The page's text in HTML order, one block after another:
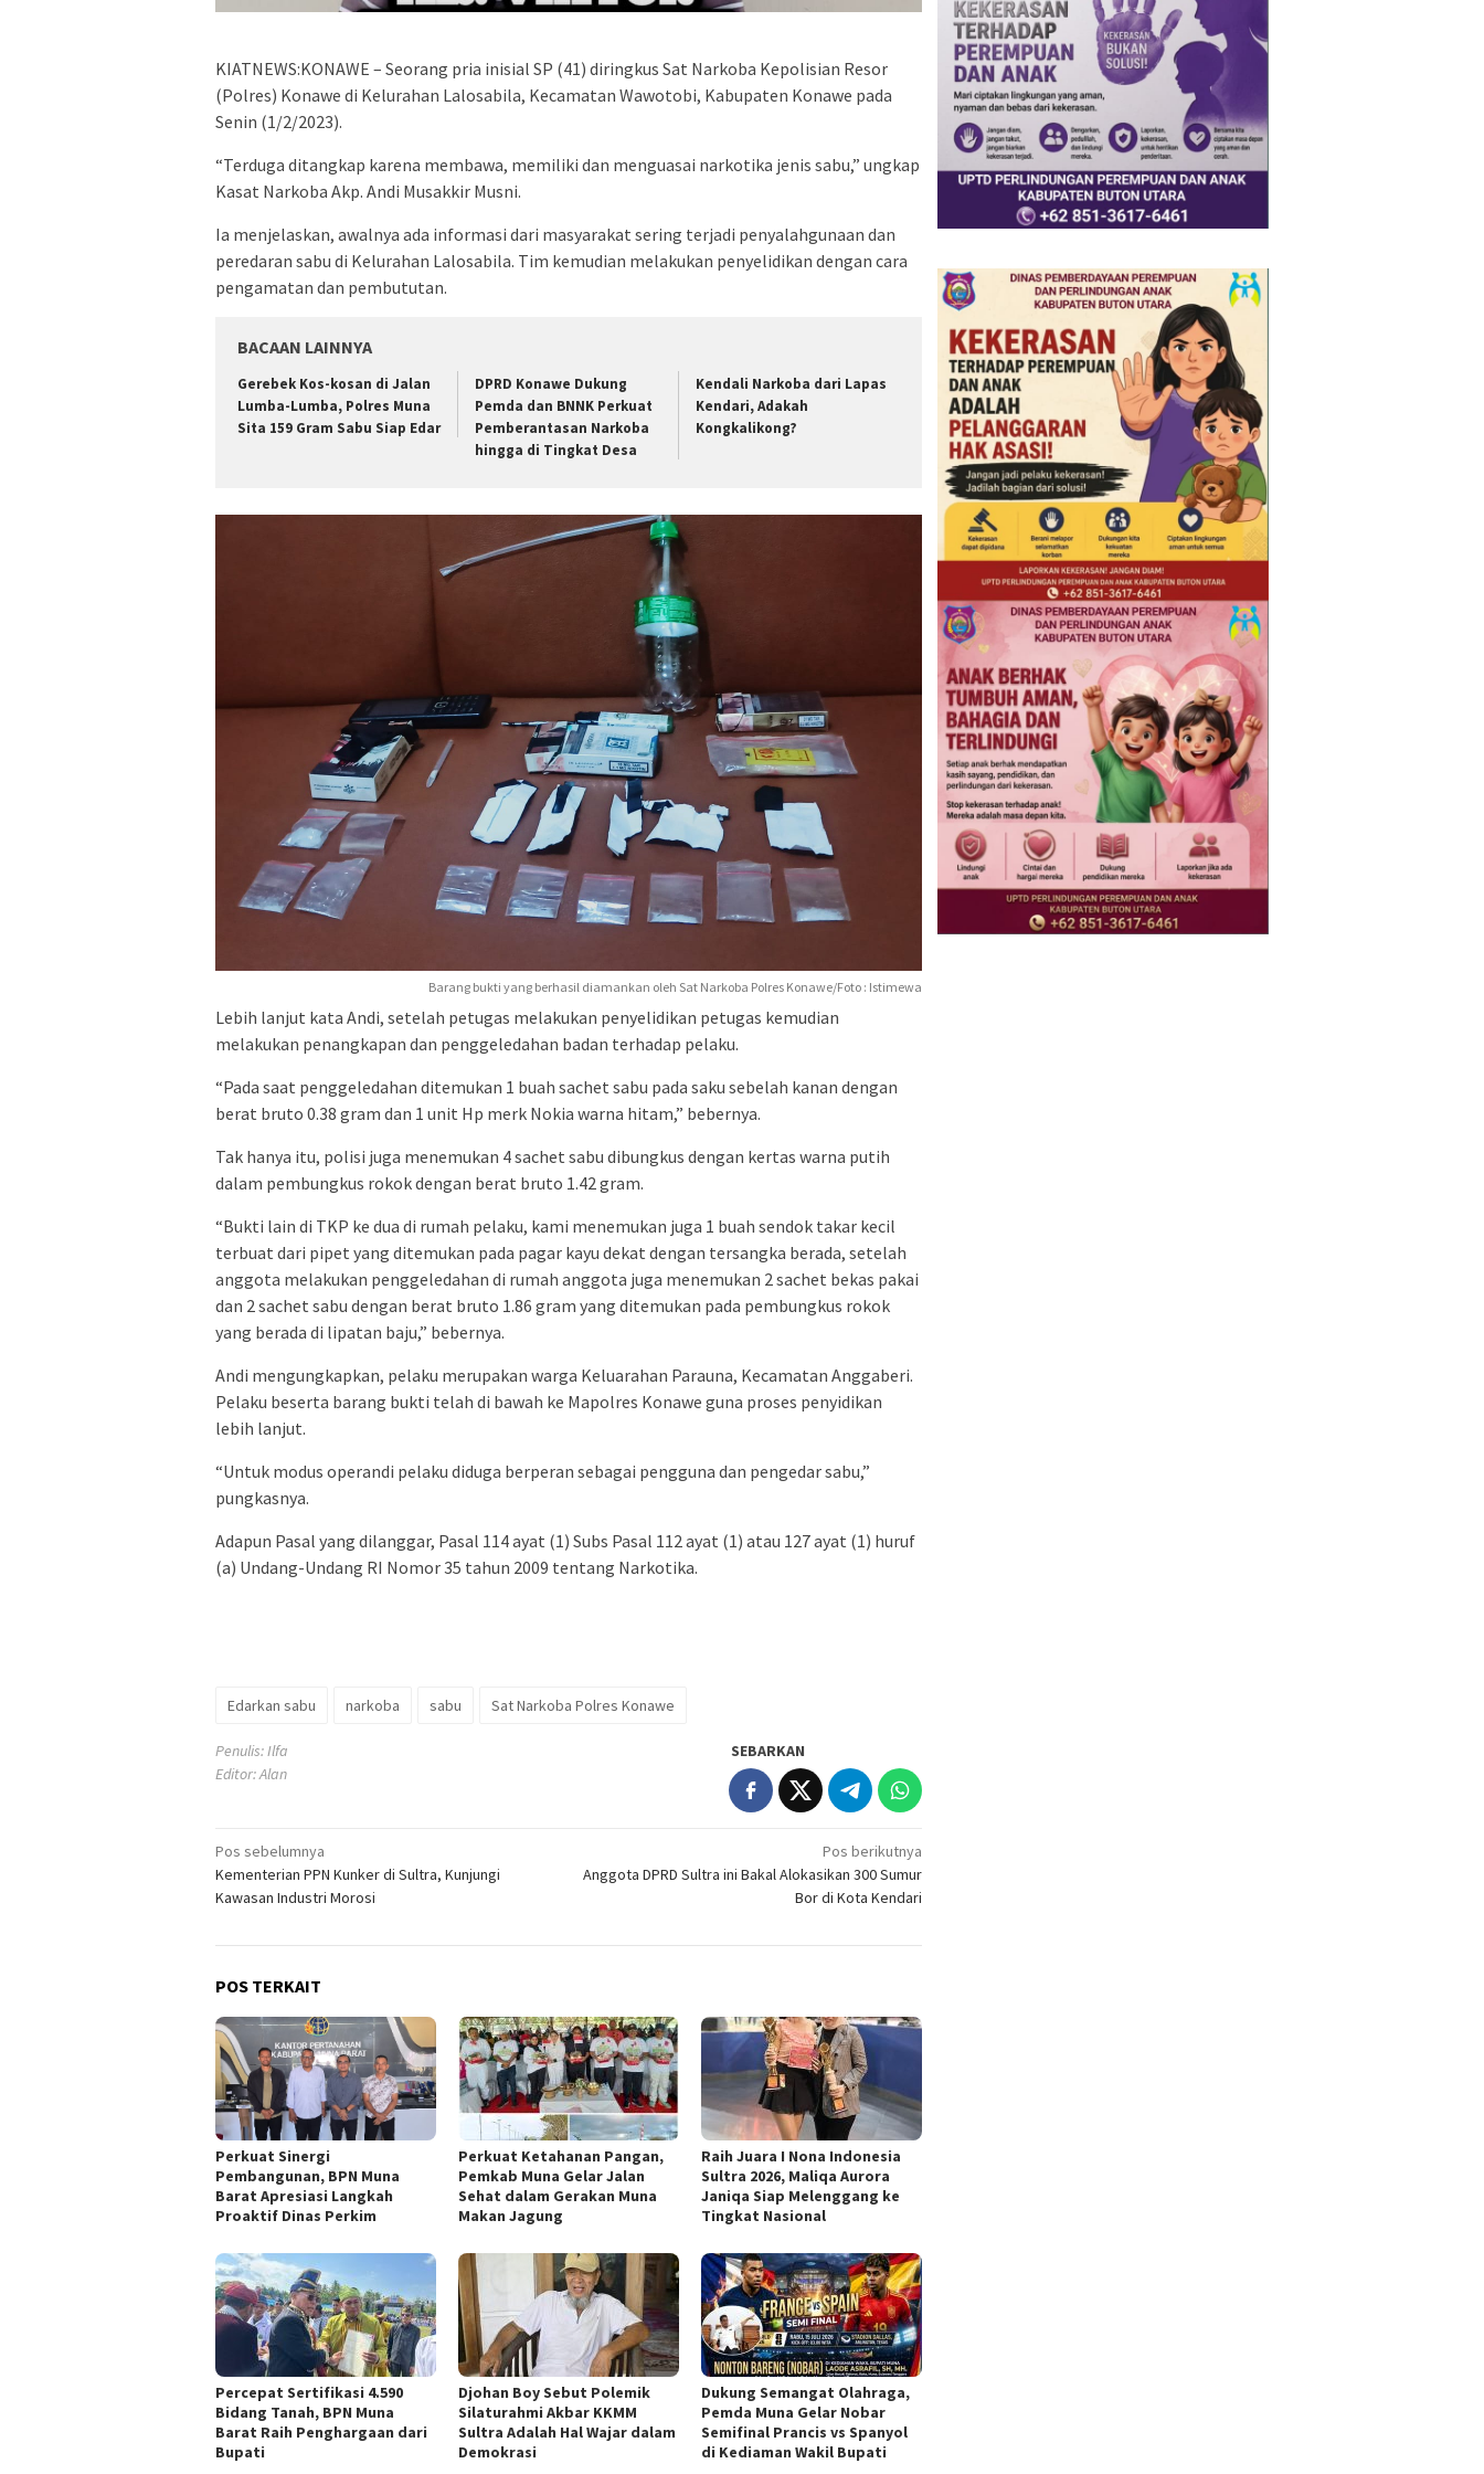
KIATNEWS:KONAWE – Seorang pria inisial SP (41) diringkus Sat Narkoba Kepolisian Resor
(Polres) Konawe di Kelurahan Lalosabila, Kecamatan Wawotobi, Kabupaten Konawe pada
Senin (1/2/2023).
“Terduga ditangkap karena membawa, memiliki dan menguasai narkotika jenis sabu,” ungkap
Kasat Narkoba Akp. Andi Musakkir Musni.
Ia menjelaskan, awalnya ada informasi dari masyarakat sering terjadi penyalahgunaan dan
peredaran sabu di Kelurahan Lalosabila. Tim kemudian melakukan penyelidikan dengan cara
pengamatan dan pembututan.
BACAAN LAINNYA
Gerebek Kos-kosan di Jalan
Lumba-Lumba, Polres Muna
Sita 159 Gram Sabu Siap Edar
DPRD Konawe Dukung
Pemda dan BNNK Perkuat
Pemberantasan Narkoba
hingga di Tingkat Desa
Kendali Narkoba dari Lapas
Kendari, Adakah
Kongkalikong?
Barang bukti yang berhasil diamankan oleh Sat Narkoba Polres Konawe/Foto : Istimewa
Lebih lanjut kata Andi, setelah petugas melakukan penyelidikan petugas kemudian
melakukan penangkapan dan penggeledahan badan terhadap pelaku.
“Pada saat penggeledahan ditemukan 1 buah sachet sabu pada saku sebelah kanan dengan
berat bruto 0.38 gram dan 1 unit Hp merk Nokia warna hitam,” bebernya.
Tak hanya itu, polisi juga menemukan 4 sachet sabu dibungkus dengan kertas warna putih
dalam pembungkus rokok dengan berat bruto 1.42 gram.
“Bukti lain di TKP ke dua di rumah pelaku, kami menemukan juga 1 buah sendok takar kecil
terbuat dari pipet yang ditemukan pada pagar kayu dekat dengan tersangka berada, setelah
anggota melakukan penggeledahan di rumah anggota juga menemukan 2 sachet bekas pakai
dan 2 sachet sabu dengan berat bruto 1.86 gram yang ditemukan pada pembungkus rokok
yang berada di lipatan baju,” bebernya.
Andi mengungkapkan, pelaku merupakan warga Keluarahan Parauna, Kecamatan Anggaberi.
Pelaku beserta barang bukti telah di bawah ke Mapolres Konawe guna proses penyidikan
lebih lanjut.
“Untuk modus operandi pelaku diduga berperan sebagai pengguna dan pengedar sabu,”
pungkasnya.
Adapun Pasal yang dilanggar, Pasal 114 ayat (1) Subs Pasal 112 ayat (1) atau 127 ayat (1) huruf
(a) Undang-Undang RI Nomor 35 tahun 2009 tentang Narkotika.
Edarkan sabu narkoba sabu Sat Narkoba Polres Konawe
Penulis: Ilfa
Editor: Alan
SEBARKAN
Navigasi
pos
Pos sebelumnya
Kementerian PPN Kunker di Sultra, Kunjungi
Kawasan Industri Morosi
Pos berikutnya
Anggota DPRD Sultra ini Bakal Alokasikan 300 Sumur
Bor di Kota Kendari
POS TERKAIT
Perkuat Sinergi
Pembangunan, BPN Muna
Barat Apresiasi Langkah
Proaktif Dinas Perkim
Perkuat Ketahanan Pangan,
Pemkab Muna Gelar Jalan
Sehat dalam Gerakan Muna
Makan Jagung
Raih Juara I Nona Indonesia
Sultra 2026, Maliqa Aurora
Janiqa Siap Melenggang ke
Tingkat Nasional
Percepat Sertifikasi 4.590
Bidang Tanah, BPN Muna
Barat Raih Penghargaan dari
Bupati
Djohan Boy Sebut Polemik
Silaturahmi Akbar KKMM
Sultra Adalah Hal Wajar dalam
Demokrasi
Dukung Semangat Olahraga,
Pemda Muna Gelar Nobar
Semifinal Prancis vs Spanyol
di Kediaman Wakil Bupati